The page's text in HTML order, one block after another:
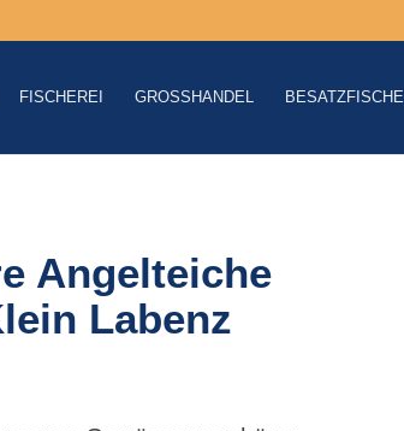
FISCHEREI GROSSHANDEL BESATZFISCHE
Angelteiche
Labenz